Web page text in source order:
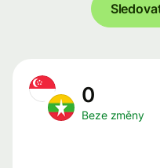
0
Beze změny